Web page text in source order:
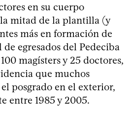
en su cuerpo
mitad de la plantilla (y
más en formación de
egresados del Pedeciba
magísters y 25 doctores,
que muchos
posgrado en el exterior,
entre 1985 y 2005.